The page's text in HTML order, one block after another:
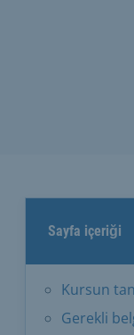
Sayfa içeriği
Kursun
Gerekli